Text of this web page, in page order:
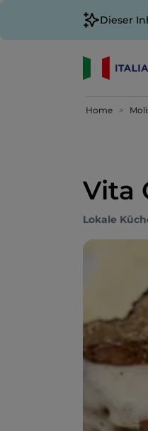
Dieser
Home
Vita
Lokale